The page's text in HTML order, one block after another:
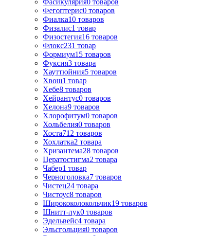
Фегоптерис0 товаров
Фиалка10 товаров
Физалис1 товар
Физостегия16 товаров
Флокс231 товар
Формиум15 товаров
Фуксия3 товара
Хауттюйния5 товаров
Хвощ1 товар
Хебе8 товаров
Хейрантус0 товаров
Хелона9 товаров
Хлорофитум0 товаров
Хольбелия0 товаров
Хоста712 товаров
Хохлатка2 товара
Хризантема28 товаров
Цератостигма2 товара
Чабер1 товар
Черноголовка7 товаров
Чистец24 товара
Чистоус8 товаров
Ширококолокольчик19 товаров
Шнитт-лук0 товаров
Эдельвейс4 товара
Эльсгольция0 товаров